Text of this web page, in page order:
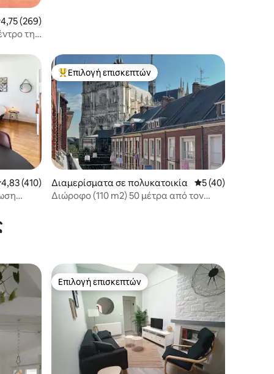
βαθμολογία: 4,75 στα 5, 269 κριτικές
4,75 (269)
της
βαθμολογία: 4,83 στα 5, 410 κριτικές
4,83 (410)
Κορυφαία επιλογή επισκεπτών
Επιλογή επισκεπτών
Διαμερίσματα σε πολυκατοικία Μέση βαθμολογία:
5 (40)
Διώροφο (110 m2) 50 μέτρα από τον
Επιλογή επισκεπτών
Επιλογή επισκεπτών